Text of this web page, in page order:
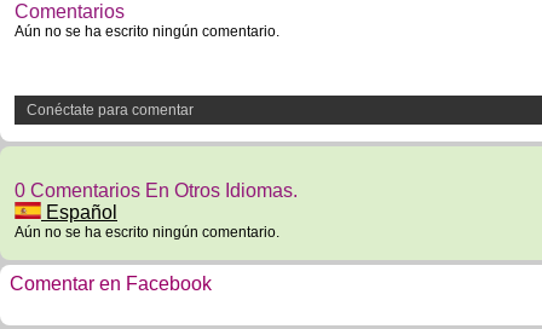
Comentarios
Aún no se ha escrito ningún comentario.
Conéctate para comentar
0 Comentarios En Otros Idiomas.
Español
Aún no se ha escrito ningún comentario.
Comentar en Facebook